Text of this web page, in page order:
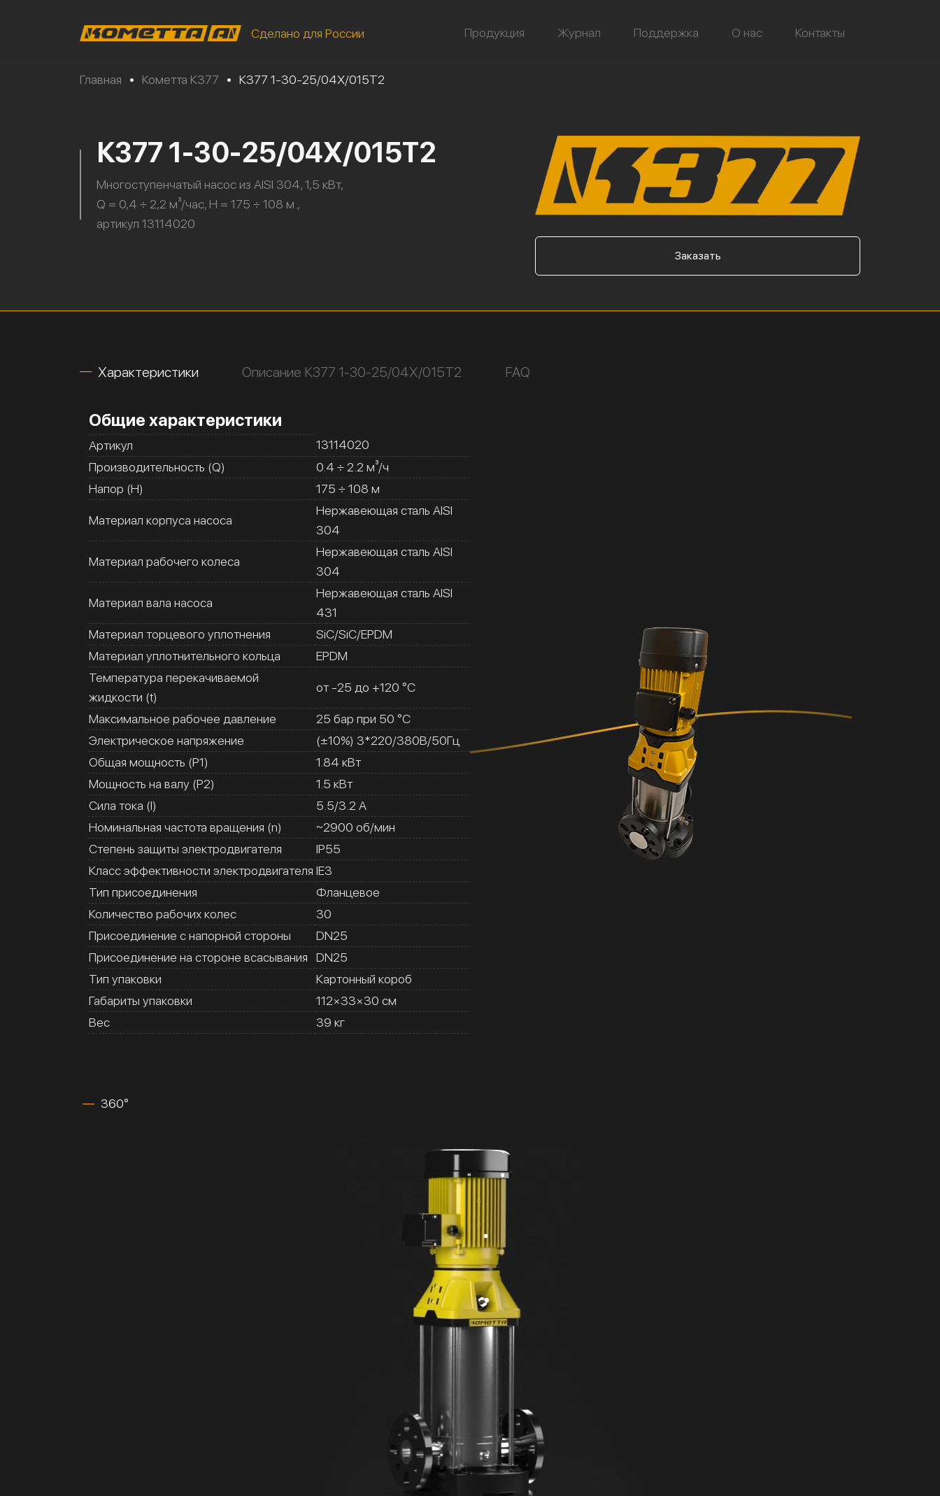
Сделано для России Продукция Журнал Поддержка О нас Контакты
Главная • Кометта К377 • К377 1-30-25/04Х/015Т2
К377 1-30-25/04Х/015Т2
Многоступенчатый насос из AISI 304, 1,5 кВт,
Q = 0,4 ÷ 2,2 м³/час, H = 175 ÷ 108 м.,
артикул 13114020
Заказать
Характеристики Описание К377 1-30-25/04Х/015Т2 FAQ
Общие характеристики
Артикул
13114020
Производительность (Q)
0.4 ÷ 2.2 м³/ч
Напор (H)
175 ÷ 108 м
Материал корпуса насоса
Нержавеющая сталь AISI
304
Материал рабочего колеса
Нержавеющая сталь AISI
304
Материал вала насоса
Нержавеющая сталь AISI
431
Материал торцевого уплотнения
SiC/SiC/EPDM
Материал уплотнительного кольца
EPDM
Температура перекачиваемой
жидкости (t)
от -25 до +120 °C
Максимальное рабочее давление
25 бар при 50 °C
Электрическое напряжение
(±10%) 3*220/380В/50Гц
Общая мощность (Р1)
1.84 кВт
Мощность на валу (Р2)
1.5 кВт
Сила тока (I)
5.5/3.2 A
Номинальная частота вращения (n)
~2900 об/мин
Степень защиты электродвигателя
IP55
Класс эффективности электродвигателя IE3
Тип присоединения
Фланцевое
Количество рабочих колес
30
Присоединение с напорной стороны
DN25
Присоединение на стороне всасывания
DN25
Тип упаковки
Картонный короб
Габариты упаковки
112×33×30 см
Вес
39 кг
360°